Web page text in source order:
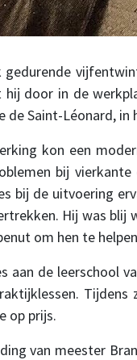
gedurende
hij door in de
de Saint-Léonard,
kon een
bij
bij de uitvoering
Hij was blij
om hen te
aan de leerschool
op prijs.
van meester